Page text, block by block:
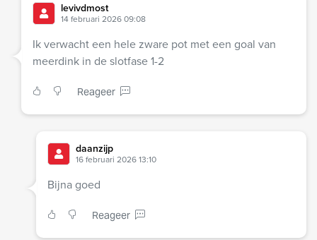
levivdmost
14 februari 2026 09:08
Ik verwacht een hele zware pot met een goal van
meerdink in de slotfase 1-2
Reageer
daanzijp
16 februari 2026 13:10
Bijna goed
Reageer